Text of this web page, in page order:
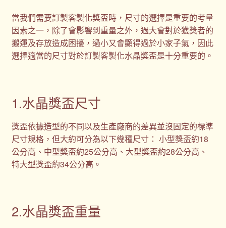
當我們需要訂製客製化獎盃時，尺寸的選擇是重要的考量
因素之一，除了會影響到重量之外，過大會對於獲獎者的
搬運及存放造成困擾，過小又會顯得過於小家子氣，因此
選擇適當的尺寸對於訂製客製化水晶獎盃是十分重要的。
1.水晶獎盃尺寸
獎盃依據造型的不同以及生產廠商的差異並沒固定的標準
尺寸規格，但大約可分為以下幾種尺寸： 小型獎盃約18
公分高、中型獎盃約25公分高、大型獎盃約28公分高、
特大型獎盃約34公分高。
2.水晶獎盃重量